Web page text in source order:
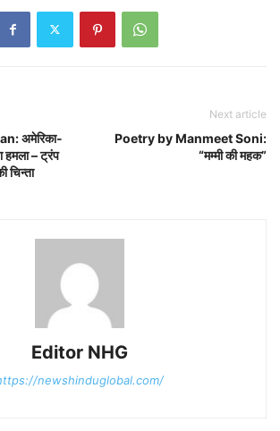
अमेरिका-
हमला – ट्रंप
चिन्ता
Next article
Poetry by Manmeet Soni:
“मम्मी की महक”
Editor NHG
newshinduglobal.com/